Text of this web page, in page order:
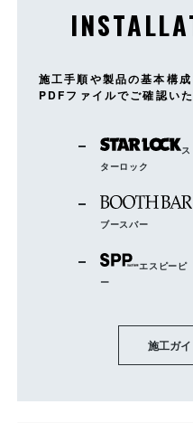
施工手順や製品の基本構
PDFファイルでご確認いた
ス
ターロック
ブースバー
エスピーピ
ー
施工ガ